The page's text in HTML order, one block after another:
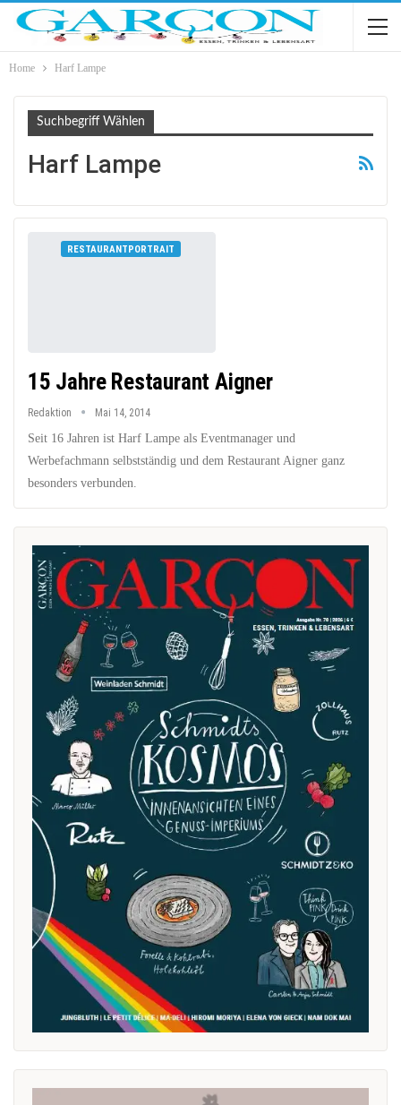
Home Harf Lampe
Suchbegriff Wählen
Harf Lampe
RESTAURANTPORTRAIT
15 Jahre Restaurant Aigner
Redaktion Mai 14, 2014
Seit 16 Jahren ist Harf Lampe als Eventmanager und
Werbefachmann selbstständig und dem Restaurant Aigner ganz
besonders verbunden.